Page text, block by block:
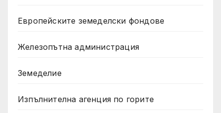
Европейските земеделски фондове
Железопътна администрация
Земеделие
Изпълнителна агенция по горите